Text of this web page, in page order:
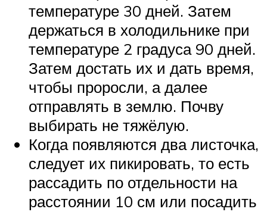
температуре 30 дней. Затем
держаться в холодильнике при
температуре 2 градуса 90 дней.
Затем достать их и дать время,
чтобы проросли, а далее
отправлять в землю. Почву
выбирать не тяжёлую.
Когда появляются два листочка,
следует их пикировать, то есть
рассадить по отдельности на
расстоянии 10 см или посадить